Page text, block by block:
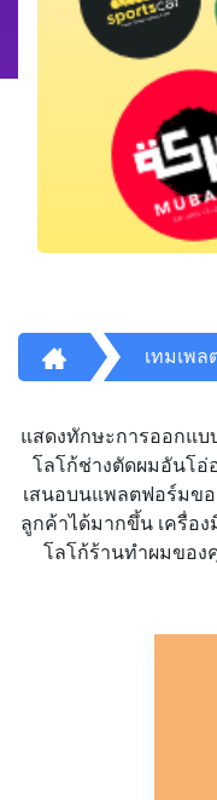
เทมเพล
แสดงทักษะการออกแ
โลโก้ช่างตัดผมอันโอ่
เสนอบนแพลตฟอร์มขอ
ลูกค้าได้มากขึ้น เครื่อ
โลโก้ร้านทำผมของ